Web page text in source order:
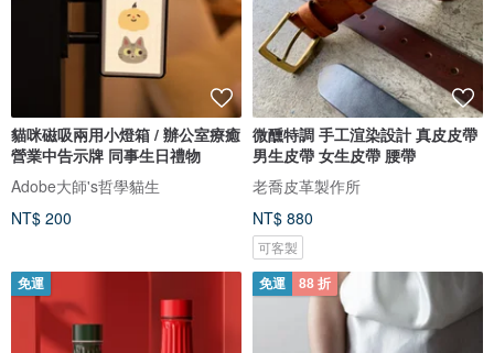
貓咪磁吸兩用小燈箱 / 辦公室療癒
營業中告示牌 同事生日禮物
Adobe大師's哲學貓生
NT$ 200
微醺特調 手工渲染設計 真皮皮帶
男生皮帶 女生皮帶 腰帶
老喬皮革製作所
NT$ 880
可客製
免運 免運 88 折